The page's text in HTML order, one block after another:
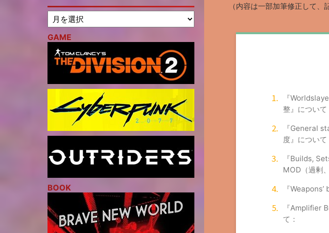
（内容は一部加筆修正して、
『
整』について
『General
度』について
『Builds,
MOD（過剰
『
『Amplifier
て：
GAME
BOOK